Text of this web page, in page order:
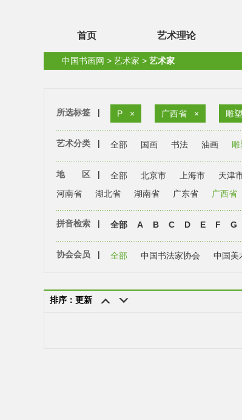
首页 艺术理论
中国书画网 > 艺术家 > 艺术家
所选标签 | P × 广西省 × 雕塑
艺术分类 | 全部 国画 书法 油画 雕
地 区 | 全部 北京市 上海市 天津
河南省
湖北省 湖南省 广东省 广西省
拼音检索 | 全部 A B C D E F G
协会会员 | 全部 中国书法家协会 中国美
排序：更新